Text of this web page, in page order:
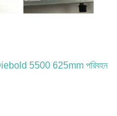
5500 625mm পরিবহন